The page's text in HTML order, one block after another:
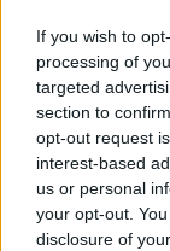
If you wish to
processing of
targeted
section to
opt-out request
interest-based
us or personal
your opt-out.
disclosure of